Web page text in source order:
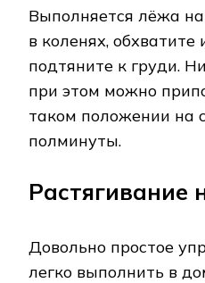
Выполняется лёжа
в коленях, обхватите
подтяните к груди.
при этом можно
таком положении на
полминуты.
Растягивание
Довольно простое
легко выполнить в